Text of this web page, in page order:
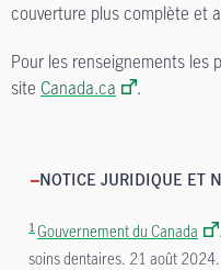
couverture plus complète et
Pour les renseignements les
site Canada.ca .
NOTICE JURIDIQUE ET
1 Gouvernement du Canada
soins dentaires. 21 août 2024.